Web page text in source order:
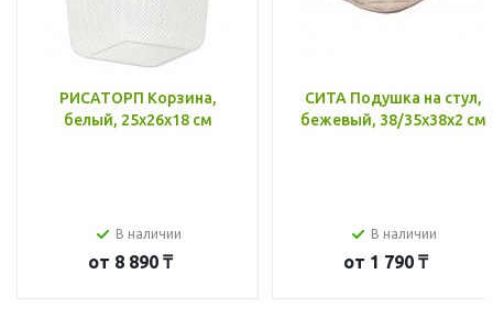
РИСАТОРП Корзина,
белый, 25x26x18 см
В наличии
от 8 890 ₸
СИТА Подушка на стул,
бежевый, 38/35x38x2 см
В наличии
от 1 790 ₸